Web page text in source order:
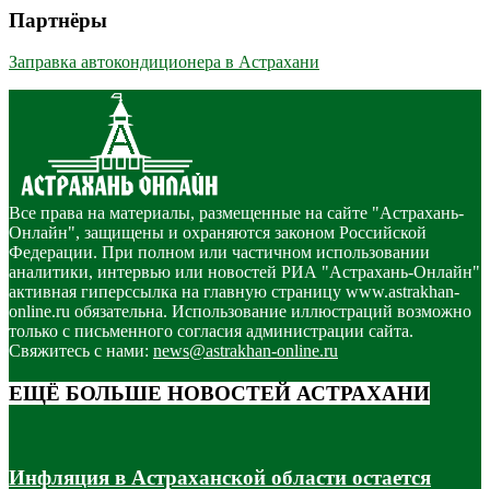
Партнёры
Заправка автокондиционера в Астрахани
Все права на материалы, размещенные на сайте "Астрахань-
Онлайн", защищены и охраняются законом Российской
Федерации. При полном или частичном использовании
аналитики, интервью или новостей РИА "Астрахань-Онлайн"
активная гиперссылка на главную страницу www.astrakhan-
online.ru обязательна. Использование иллюстраций возможно
только с письменного согласия администрации сайта.
Свяжитесь с нами: news@astrakhan-online.ru
ЕЩЁ БОЛЬШЕ НОВОСТЕЙ АСТРАХАНИ
Инфляция в Астраханской области остается